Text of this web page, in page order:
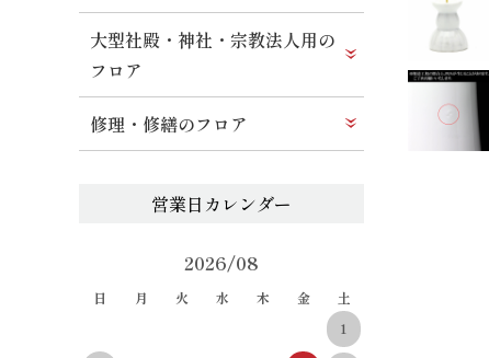
大型社殿・神社・宗教法人用の
フロア
修理・修繕のフロア
2026/08
日 月 火 水 木 金
土
1